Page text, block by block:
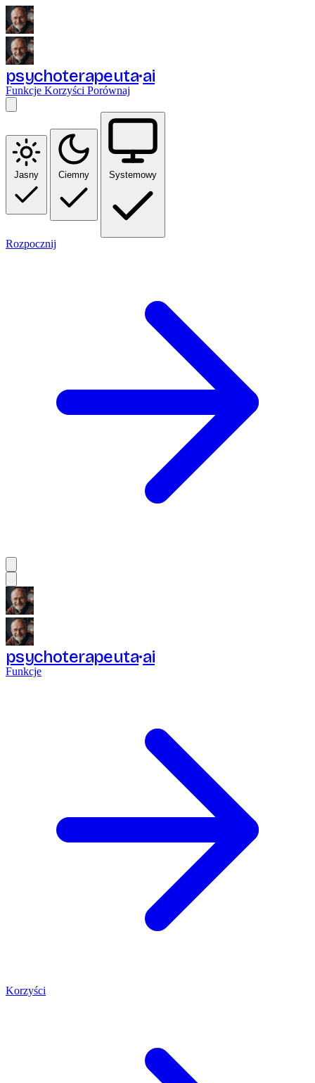
psychoterapeuta ai
Funkcje Korzyści Porównaj
Jasny Ciemny Systemowy
Rozpocznij
psychoterapeuta ai
Funkcje
Korzyści